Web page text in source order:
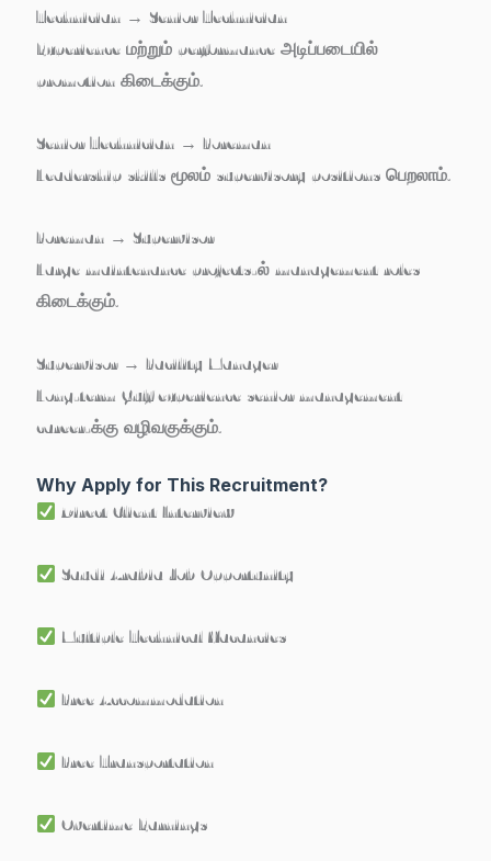
Technician → Senior Technician
Experience மற்றும் performance அடிப்படையில்
promotion கிடைக்கும்.
Senior Technician → Foreman
Leadership skills மூலம் supervisory positions பெறலாம்.
Foreman → Supervisor
Large maintenance projects-ல் management roles
கிடைக்கும்.
Supervisor → Facility Manager
Long-term Gulf experience senior management
career-க்கு வழிவகுக்கும்.
Why Apply for This Recruitment?
Direct Client Interview
Saudi Arabia Job Opportunity
Multiple Technical Vacancies
Free Accommodation
Free Transportation
Overtime Earnings